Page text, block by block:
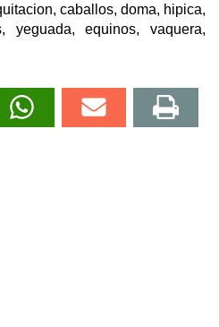
caballos, doma, hipica,
yeguada, equinos, vaquera,